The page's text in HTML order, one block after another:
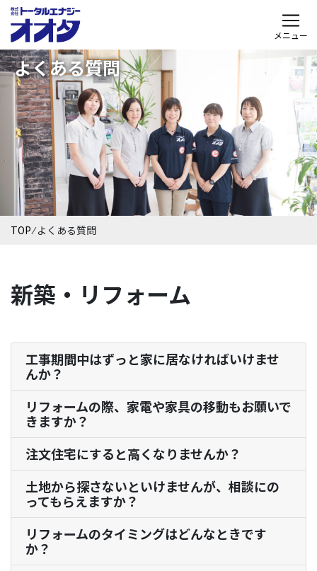
メニュー
よくある質問
TOP⁄よくある質問
新築・リフォーム
工事期間中はずっと家に居なければいけませ
んか？
リフォームの際、家電や家具の移動もお願いで
きますか？
注文住宅にすると高くなりませんか？
土地から探さないといけませんが、相談にの
ってもらえますか？
リフォームのタイミングはどんなときです
か？